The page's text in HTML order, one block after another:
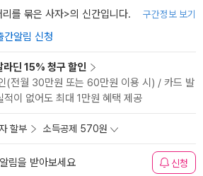
를 묶은 사자>의 신간입니다. 구간정보 보기
간알림 신청
라딘 15% 청구 할인
(전월 30만원 또는 60만원 이용 시) / 카드 발
이 없어도 최대 1만원 혜택 제공
할부 소득공제 570원
림을 받아보세요 신청